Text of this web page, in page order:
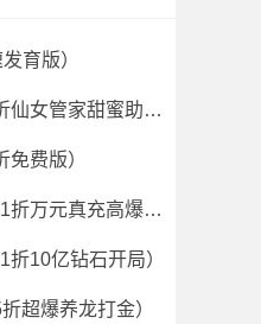
育版）
凡人飞剑（0.1折仙女管家甜蜜助阵）
免费版）
洪荒西行录（0.1折万元真充高爆版）
折10亿钻石开局）
超爆养龙打金）